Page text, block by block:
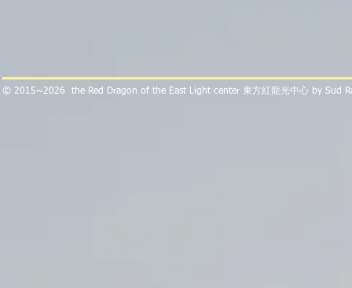
​© 2015~2026 the Red Dragon of the East Light center 東方紅龍光中心 by Sud